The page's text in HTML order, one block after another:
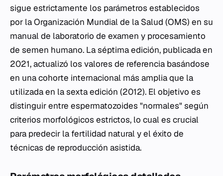
sigue estrictamente los parámetros establecidos
por la Organización Mundial de la Salud (OMS) en su
manual de laboratorio de examen y procesamiento
de semen humano. La séptima edición, publicada en
2021, actualizó los valores de referencia basándose
en una cohorte internacional más amplia que la
utilizada en la sexta edición (2012). El objetivo es
distinguir entre espermatozoides "normales" según
criterios morfológicos estrictos, lo cual es crucial
para predecir la fertilidad natural y el éxito de
técnicas de reproducción asistida.